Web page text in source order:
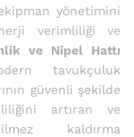
yönetimini
verimliliği ve
ve Nipel Hattı
tavukçuluk
güvenli şekilde
artıran ve
kaldırma